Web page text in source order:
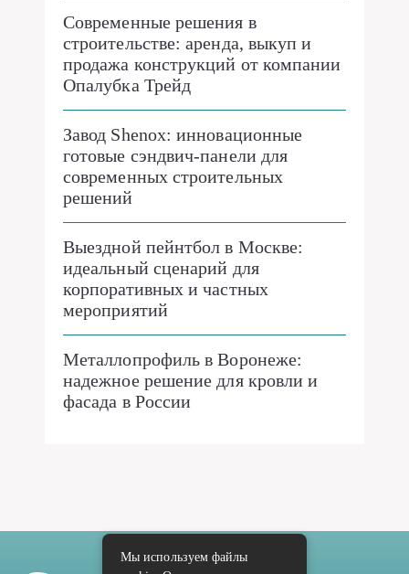
Современные решения в
строительстве: аренда, выкуп и
продажа конструкций от компании
Опалубка Трейд
Завод Shenox: инновационные
готовые сэндвич-панели для
современных строительных
решений
Выездной пейнтбол в Москве:
идеальный сценарий для
корпоративных и частных
мероприятий
Металлопрофиль в Воронеже:
надежное решение для кровли и
фасада в России
Мы используем файлы